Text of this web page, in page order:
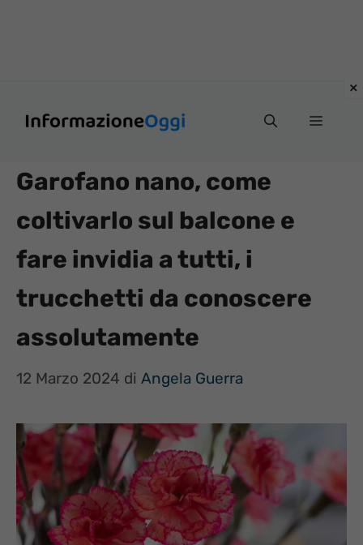
Menu
Garofano nano, come
coltivarlo sul balcone e
fare invidia a tutti, i
trucchetti da conoscere
assolutamente
12 Marzo 2024 di Angela Guerra